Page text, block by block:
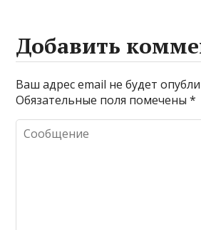
Добавить
Ваш адрес email не будет
Обязательные поля помечены*